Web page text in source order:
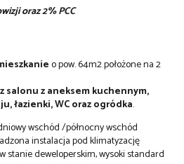
oraz 2% PCC
o pow. 64m2 położone na 2
salonu z aneksem kuchennym,
łazienki, WC oraz ogródka.
wschód /północny wschód
instalacja pod klimatyzację
stanie deweloperskim, wysoki standard